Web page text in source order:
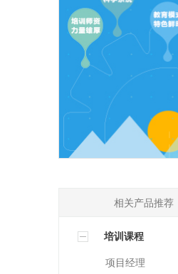
相关产品推荐
培训课程
项目经理